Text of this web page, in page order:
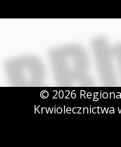
© 2026
Krwiolecznictwa